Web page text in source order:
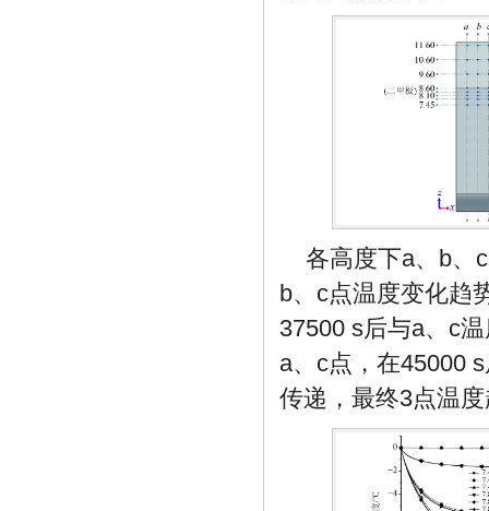
各高度下a、b、
b、c点温度变化趋
37500 s后与a、c
a、c点，在45000
传递，最终3点温